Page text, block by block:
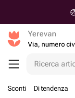
Yerevan
Via, numero
Ricerca
Sconti Di tendenza